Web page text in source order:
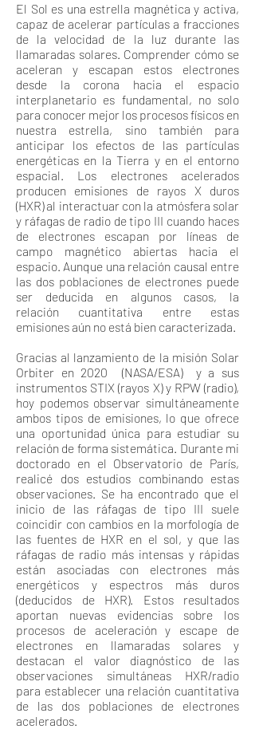
El Sol es una estrella magnética y activa,
capaz de acelerar partículas a fracciones
de la velocidad de la luz durante las
llamaradas solares. Comprender cómo se
aceleran y escapan estos electrones
desde la corona hacia el espacio
interplanetario es fundamental, no solo
para conocer mejor los procesos físicos en
nuestra estrella, sino también para
anticipar los efectos de las partículas
energéticas en la Tierra y en el entorno
espacial. Los electrones acelerados
producen emisiones de rayos X duros
(HXR) al interactuar con la atmósfera solar
y ráfagas de radio de tipo III cuando haces
de electrones escapan por líneas de
campo magnético abiertas hacia el
espacio. Aunque una relación causal entre
las dos poblaciones de electrones puede
ser deducida en algunos casos, la
relación cuantitativa entre estas
emisiones aún no está bien caracterizada.
Gracias al lanzamiento de la misión Solar
Orbiter en 2020 (NASA/ESA) y a sus
instrumentos STIX (rayos X) y RPW (radio),
hoy podemos observar simultáneamente
ambos tipos de emisiones, lo que ofrece
una oportunidad única para estudiar su
relación de forma sistemática. Durante mi
doctorado en el Observatorio de París,
realicé dos estudios combinando estas
observaciones. Se ha encontrado que el
inicio de las ráfagas de tipo III suele
coincidir con cambios en la morfología de
las fuentes de HXR en el sol, y que las
ráfagas de radio más intensas y rápidas
están asociadas con electrones más
energéticos y espectros más duros
(deducidos de HXR). Estos resultados
aportan nuevas evidencias sobre los
procesos de aceleración y escape de
electrones en llamaradas solares y
destacan el valor diagnóstico de las
observaciones simultáneas HXR/radio
para establecer una relación cuantitativa
de las dos poblaciones de electrones
acelerados.